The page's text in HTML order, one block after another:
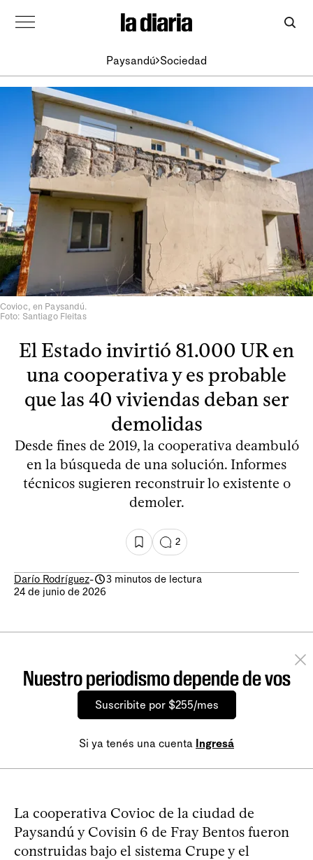
Paysandú Sociedad
Covioc, en Paysandú.
Foto: Santiago Fleitas
El Estado invirtió 81.000 UR en
una cooperativa y es probable
que las 40 viviendas deban ser
demolidas
Desde fines de 2019, la cooperativa deambuló
en la búsqueda de una solución. Informes
técnicos sugieren reconstruir lo existente o
demoler.
2
Darío Rodríguez-
3 minutos de lectura
24 de junio de 2026
Nuestro periodismo depende de vos
Suscribite por $255/mes
Si ya tenés una cuenta Ingresá
La cooperativa Covioc de la ciudad de
Paysandú y Covisin 6 de Fray Bentos fueron
construidas bajo el sistema Crupe y el